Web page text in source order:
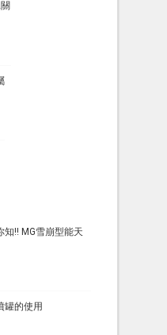
知!! MG雪崩型能天
罐的使用